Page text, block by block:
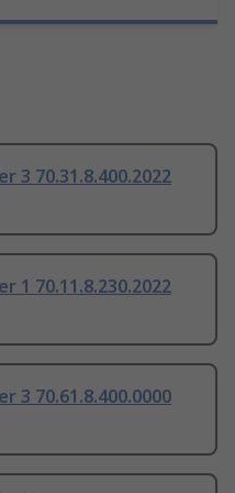
3 70.31.8.400.2022
1 70.11.8.230.2022
3 70.61.8.400.0000